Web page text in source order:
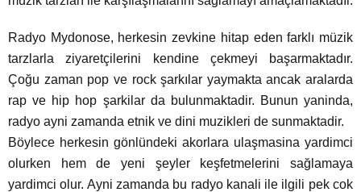
Radyo Mydonose, herkesin zevkine hitap eden farklı müzik
tarzlarla ziyaretçilerini kendine çekmeyi başarmaktadır.
Çoğu zaman pop ve rock şarkılar yaymakta ancak aralarda
rap ve hip hop şarkilar da bulunmaktadir. Bunun yaninda,
radyo ayni zamanda etnik ve dini muzikleri de sunmaktadir.
Böylece herkesin gönlündeki akorlara ulaşmasina yardimci
olurken hem de yeni şeyler keşfetmelerini sağlamaya
yardimci olur. Ayni zamanda bu radyo kanali ile ilgili pek cok